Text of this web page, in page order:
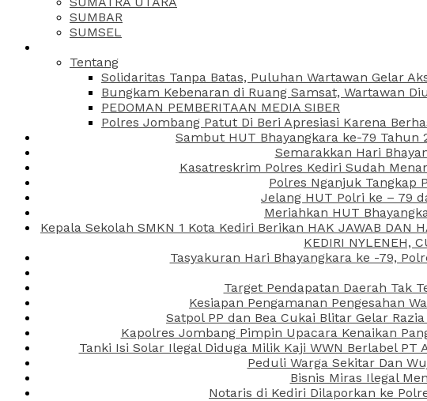
SUMBAR
SUMSEL
Tentang
Solidaritas Tanpa Batas, Puluhan Wartawan Gelar
Bungkam Kebenaran di Ruang Samsat, Wartawan
PEDOMAN PEMBERITAAN MEDIA SIBER
Polres Jombang Patut Di Beri Apresiasi Karena
Sambut HUT Bhayangkara ke-79 Tahun
Semarakkan Hari
Kasatreskrim Polres Kediri Sudah
Polres Nganjuk Tangkap
Jelang HUT Polri ke – 79
Meriahkan HUT
Kepala Sekolah SMKN 1 Kota Kediri Berikan HAK JAWAB DAN
KEDIRI NYLENEH,
Tasyakuran Hari Bhayangkara ke -79,
Target Pendapatan Daerah Tak
Kesiapan Pengamanan Pengesahan
Satpol PP dan Bea Cukai Blitar Gelar
Kapolres Jombang Pimpin Upacara Kenaikan
Tanki Isi Solar Ilegal Diduga Milik Kaji WWN Berlabel
Peduli Warga Sekitar Dan
Bisnis Miras Ilegal
Notaris di Kediri Dilaporkan ke